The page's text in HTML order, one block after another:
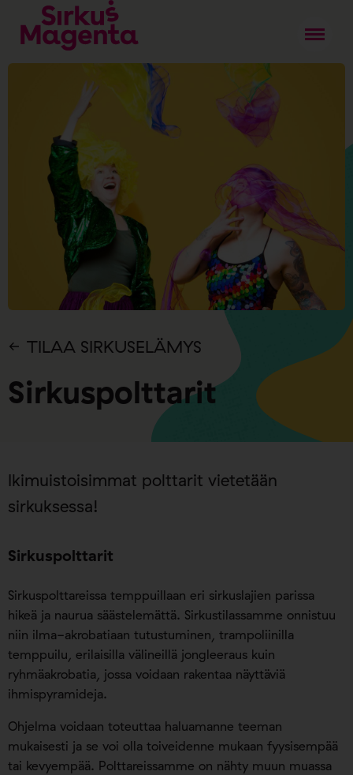
TILAA SIRKUSELÄMYS
Sirkuspolttarit
Ikimuistoisimmat polttarit vietetään
sirkuksessa!
Sirkuspolttarit
Sirkuspolttareissa temppuillaan eri sirkuslajien parissa
hikeä ja naurua säästelemättä. Sirkustilassamme onnistuu
niin ilma-akrobatiaan tutustuminen, trampoliinilla
temppuilu, erilaisilla välineillä jongleeraus kuin
ryhmäakrobatia, jossa voidaan rakentaa näyttäviä
ihmispyramideja.
Ohjelma voidaan toteuttaa haluamanne teeman
mukaisesti ja se voi olla toiveidenne mukaan fyysisempää
tai kevyempää. Polttareissamme on nähty muun muassa